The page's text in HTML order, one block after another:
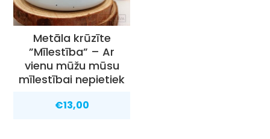
Metāla krūzīte
”Mīlestība” – Ar
vienu mūžu mūsu
mīlestībai nepietiek
€13,00